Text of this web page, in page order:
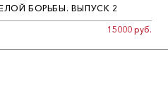
БОРЬБЫ. ВЫПУСК 2
15000 руб.